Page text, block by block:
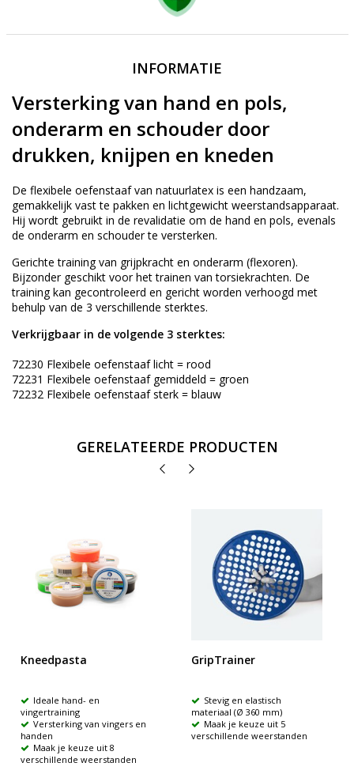
INFORMATIE
Versterking van hand en pols,
onderarm en schouder door
drukken, knijpen en kneden
De flexibele oefenstaaf van natuurlatex is een handzaam,
gemakkelijk vast te pakken en lichtgewicht weerstandsapparaat.
Hij wordt gebruikt in de revalidatie om de hand en pols, evenals
de onderarm en schouder te versterken.
Gerichte training van grijpkracht en onderarm (flexoren).
Bijzonder geschikt voor het trainen van torsiekrachten. De
training kan gecontroleerd en gericht worden verhoogd met
behulp van de 3 verschillende sterktes.
Verkrijgbaar in de volgende 3 sterktes:
72230 Flexibele oefenstaaf licht = rood
72231 Flexibele oefenstaaf gemiddeld = groen
72232 Flexibele oefenstaaf sterk = blauw
GERELATEERDE PRODUCTEN
Kneedpasta
Ideale hand- en
vingertraining
Versterking van vingers en
handen
Maak je keuze uit 8
verschillende weerstanden
GripTrainer
Stevig en elastisch
materiaal (Ø 360 mm)
Maak je keuze uit 5
verschillende weerstanden